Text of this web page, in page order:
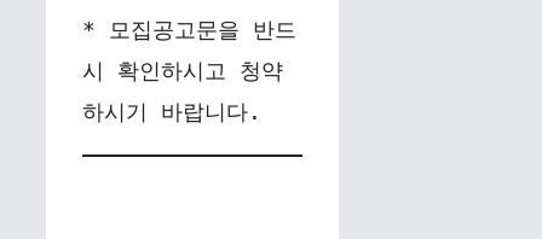
* 모집공고문을 반드
시 확인하시고 청약
하시기 바랍니다.